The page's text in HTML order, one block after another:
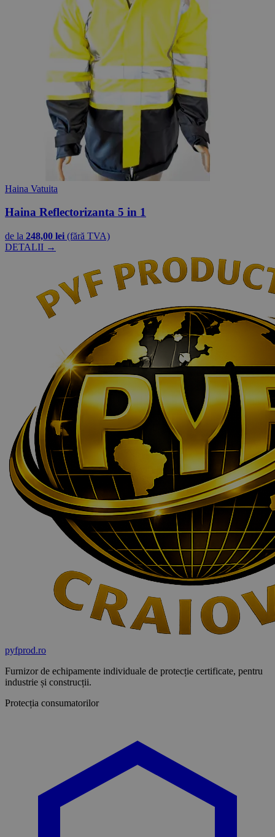
Haina Vatuita
Haina Reflectorizanta 5 in 1
de la 248,00 lei (fără TVA)
DETALII →
pyfprod.ro
Furnizor de echipamente individuale de protecție certificate, pentru
industrie și construcții.
Protecția consumatorilor